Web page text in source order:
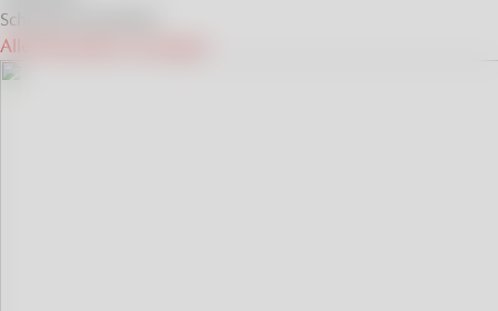
Schlesische Beskiden
Alle Reiseideen anzeigen